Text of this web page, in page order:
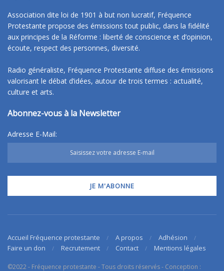
Association dite loi de 1901 à but non lucratif, Fréquence
Protestante propose des émissions tout public, dans la fidélité
aux principes de la Réforme : liberté de conscience et d’opinion,
écoute, respect des personnes, diversité.
Radio généraliste, Fréquence Protestante diffuse des émissions
valorisant le débat d’idées, autour de trois termes : actualité,
culture et arts.
Abonnez-vous à la Newsletter
Adresse E-Mail:
Accueil Fréquence protestante A propos
Adhésion
Faire un don
Recrutement Contact Mentions légales
©2022 - Fréquence protestante - Tous droits réservés - Conception :